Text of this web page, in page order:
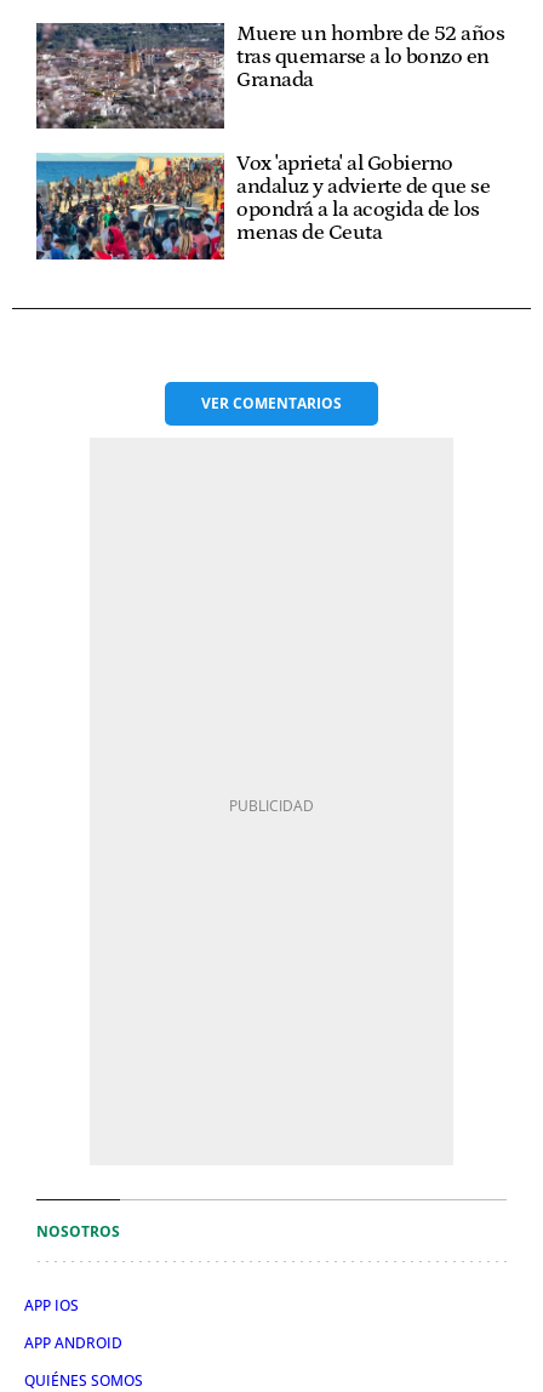
Muere un hombre de 52 años
tras quemarse a lo bonzo en
Granada
Vox 'aprieta' al Gobierno
andaluz y advierte de que se
opondrá a la acogida de los
menas de Ceuta
VERCOMENTARIOS
NOSOTROS
APP IOS
APP ANDROID
QUIÉNES SOMOS